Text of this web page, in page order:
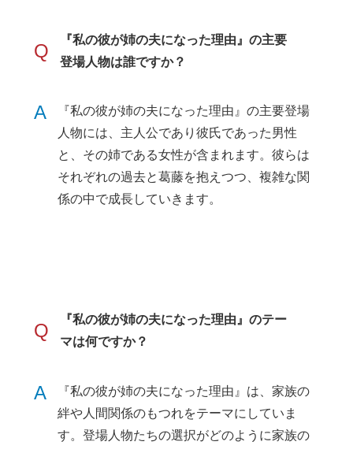
Q
『私の彼が姉の夫になった理由』の主要
登場人物は誰ですか？
A
『私の彼が姉の夫になった理由』の主要登場
人物には、主人公であり彼氏であった男性
と、その姉である女性が含まれます。彼らは
それぞれの過去と葛藤を抱えつつ、複雑な関
係の中で成長していきます。
Q
『私の彼が姉の夫になった理由』のテー
マは何ですか？
A
『私の彼が姉の夫になった理由』は、家族の
絆や人間関係のもつれをテーマにしていま
す。登場人物たちの選択がどのように家族の